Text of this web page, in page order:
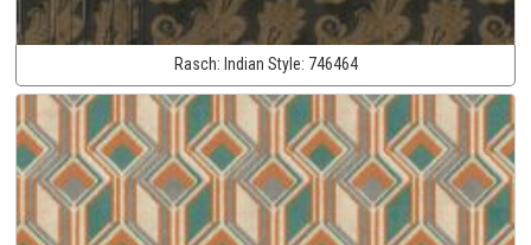
Rasch: Indian Style: 746464